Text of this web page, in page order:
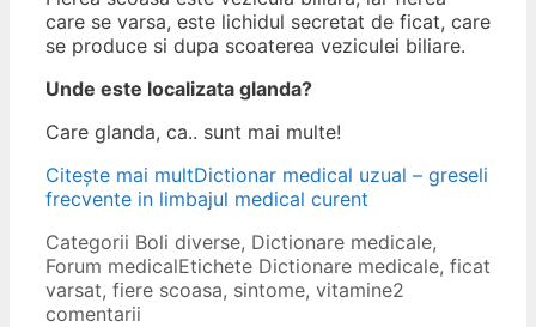
care se varsa, este lichidul secretat de ficat, care
se produce si dupa scoaterea veziculei biliare.
Unde este localizata glanda?
Care glanda, ca.. sunt mai multe!
Citește mai multDictionar medical uzual – greseli
frecvente in limbajul medical curent
Categorii Boli diverse, Dictionare medicale,
Forum medicalEtichete Dictionare medicale, ficat
varsat, fiere scoasa, sintome, vitamine2
comentarii